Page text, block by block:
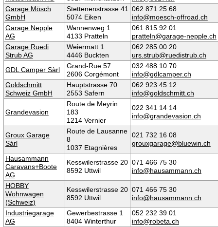
Garage Mösch
GmbH
Stettenenstrasse 41
5074 Eiken
062 871 25 68
info@moesch-offroad.ch
Garage Nepple
AG
Wannenweg 1
4133 Pratteln
061 815 92 01
pratteln@garage-nepple.ch
Garage Ruedi
Strub AG
Weiermatt 1
4446 Buckten
062 285 00 20
urs.strub@ruedistrub.ch
GDL Camper Sàrl
Grand-Rue 57
2606 Corgémont
032 488 10 70
info@gdlcamper.ch
Goldschmitt
Schweiz GmbH
Hauptstrasse 70
2553 Safern
062 923 45 12
info@goldschmitt.ch
Grandevasion
Route de Meyrin
183
1214 Vernier
022 341 14 14
info@grandevasion.ch
Groux Garage
Sàrl
Route de Lausanne
8
1037 Etagnières
021 732 16 08
grouxgarage@bluewin.ch
Hausammann
Caravans+Boote
AG
Kesswilerstrasse 20
8592 Uttwil
071 466 75 30
info@hausammann.ch
HOBBY
Wohnwagen
(Schweiz)
Kesswilerstrasse 20
8592 Uttwil
071 466 75 30
info@hausammann.ch
Industriegarage
AG
Gewerbestrasse 1
8404 Winterthur
052 232 39 01‬
info@robeta.ch